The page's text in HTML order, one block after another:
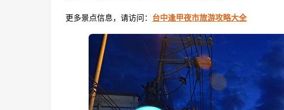
更多景点信息，请访问： 台中逢甲夜市旅游攻略大全